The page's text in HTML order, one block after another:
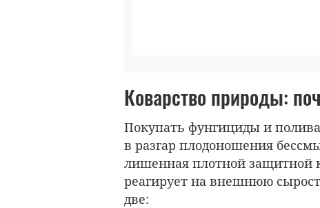
Коварство природы:
Покупать фунгициды и
в разгар плодоношения
лишенная плотной защитной
реагирует на внешнюю
две: